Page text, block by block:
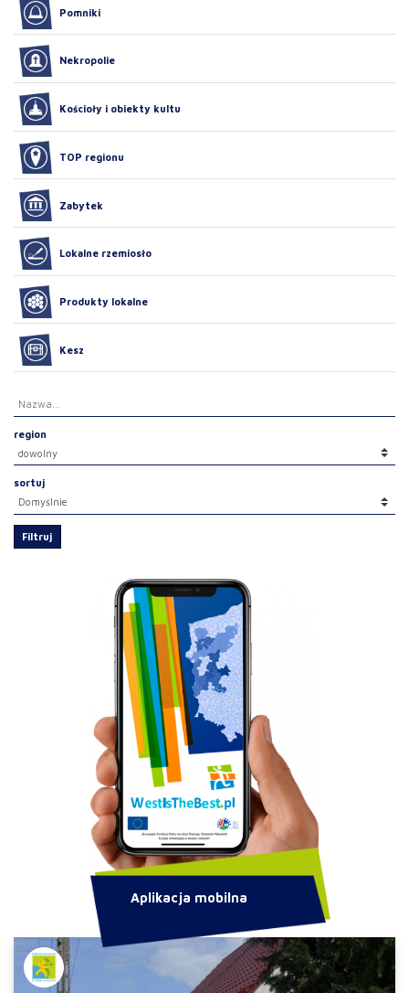
Pomniki
Nekropolie
Kościoły i obiekty kultu
TOP regionu
Zabytek
Lokalne rzemiosło
Produkty lokalne
Kesz
region
sortuj
Filtruj
Aplikacja mobilna